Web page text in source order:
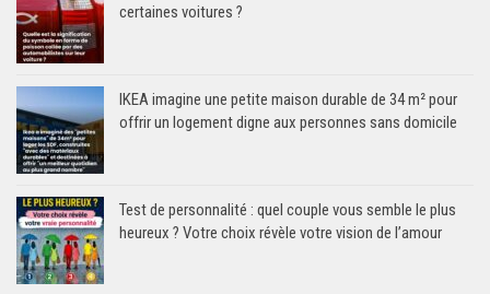
certaines voitures ?
IKEA imagine une petite maison durable de 34 m² pour
offrir un logement digne aux personnes sans domicile
Test de personnalité : quel couple vous semble le plus
heureux ? Votre choix révèle votre vision de l’amour